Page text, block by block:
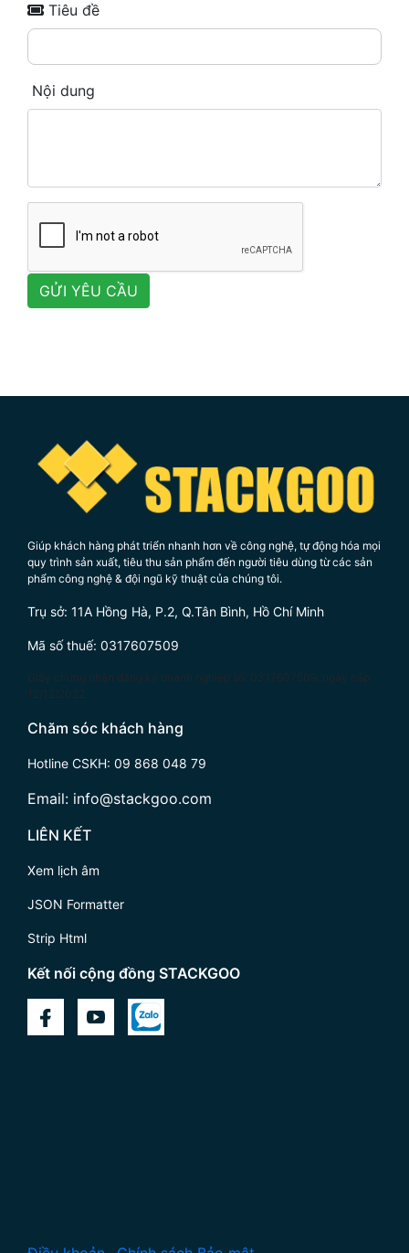
Tiêu đề
Nội dung
GỬI YÊU CẦU
Giúp khách hàng phát triển nhanh hơn về công nghệ, tự động hóa mọi
quy trình sản xuất, tiêu thu sản phẩm đến người tiêu dùng từ các sản
phẩm công nghệ & đội ngũ kỹ thuật của chúng tôi.
Trụ sở: 11A Hồng Hà, P.2, Q.Tân Bình, Hồ Chí Minh
Mã số thuế: 0317607509
Giấy chứng nhận đăng ký doanh nghiệp số: 0317607509, ngày cấp
12/12/2022.
Chăm sóc khách hàng
Hotline CSKH: 09 868 048 79
Email: info@stackgoo.com
LIÊN KẾT
Xem lịch âm
JSON Formatter
Strip Html
Kết nối cộng đồng STACKGOO